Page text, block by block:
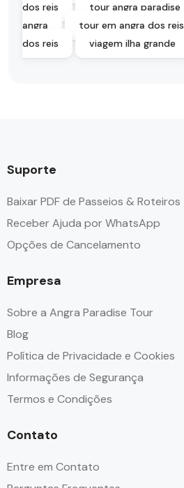
dos reis
tour angra paradise
angra
tour em angra dos reis
dos reis
viagem ilha grande
Suporte
Baixar PDF de Passeios & Roteiros
Receber Ajuda por WhatsApp
Opções de Cancelamento
Empresa
Sobre a Angra Paradise Tour
Blog
Política de Privacidade e Cookies
Informações de Segurança
Termos e Condições
Contato
Entre em Contato